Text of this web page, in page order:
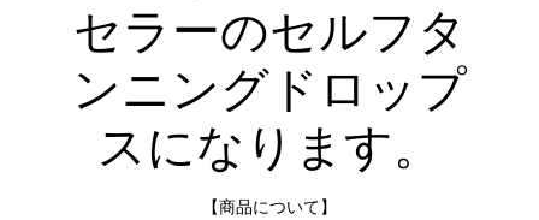
セラーのセルフタ
ンニングドロップ
スになります。
【商品について】